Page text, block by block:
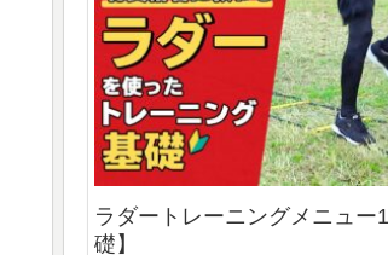
ラダートレーニングメニュー
礎】